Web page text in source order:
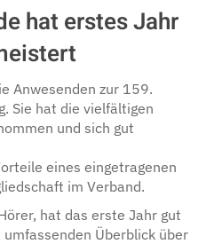
hat erstes Jahr
Anwesenden zur 159.
Sie hat die vielfältigen
und sich gut
eines eingetragenen
im Verband.
hat das erste Jahr gut
Überblick über